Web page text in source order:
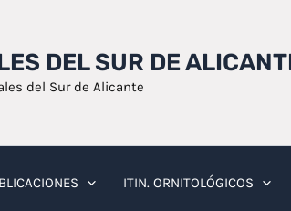
DEL SUR DE
del Sur de Alicante
ITIN. ORNITOLÓGICOS